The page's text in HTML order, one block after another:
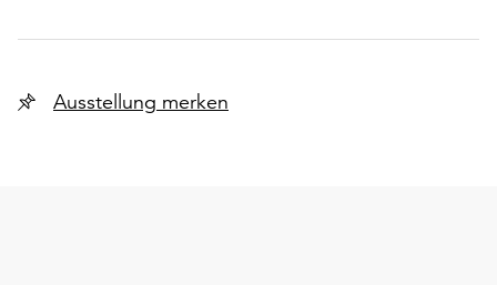
Ausstellung merken